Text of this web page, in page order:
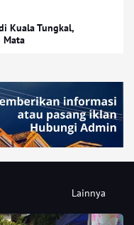
Kuala Tungkal,
Mata
Lainnya